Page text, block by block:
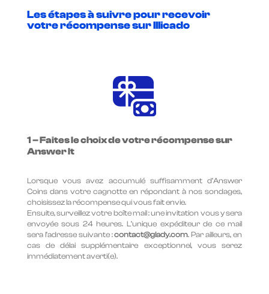
Les étapes à suivre pour recevoir
votre récompense sur Illicado
1 – Faites le choix de votre récompense sur
Answer It
Lorsque vous avez accumulé suffisamment d’Answer
Coins dans votre cagnotte en répondant à nos sondages,
choisissez la récompense qui vous fait envie.
Ensuite, surveillez votre boîte mail : une invitation vous y sera
envoyée sous 24 heures. L’unique expéditeur de ce mail
sera l’adresse suivante :contact@glady.com. Par ailleurs, en
cas de délai supplémentaire exceptionnel, vous serez
immédiatement averti(e).